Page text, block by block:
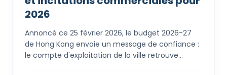
2026
Annoncé ce 25 février 2026, le budget 2026-27
de Hong Kong envoie un message de confiance :
le compte d'exploitation de la ville retrouve